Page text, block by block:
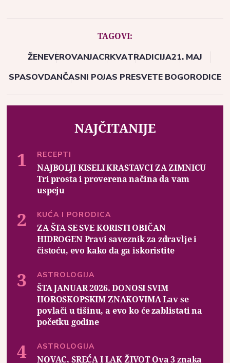
TAGOVI:
ŽENEVEROVANJACRKVATRADICIJA21. MAJ
SPASOVDANČASNI POJAS PRESVETE BOGORODICE
NAJČITANIJE
RECEPTI
NAJBOLJI KISELI KRASTAVCI ZA ZIMNICU
Tri prosta i proverena načina da vam
uspeju
KUĆA I PORODICA
ZA ŠTA SE SVE KORISTI OBIČAN
HIDROGEN Pravi saveznik za zdravlje i
čistoću, evo kako da ga iskoristite
ASTROLOGIJA
ŠTA JANUAR 2026. DONOSI SVIM
HOROSKOPSKIM ZNAKOVIMA Lav se
povlači u tišinu, a evo ko će zablistati na
početku godine
ASTROLOGIJA
NOVAC, SREĆA I LAK ŽIVOT Ova 3 znaka